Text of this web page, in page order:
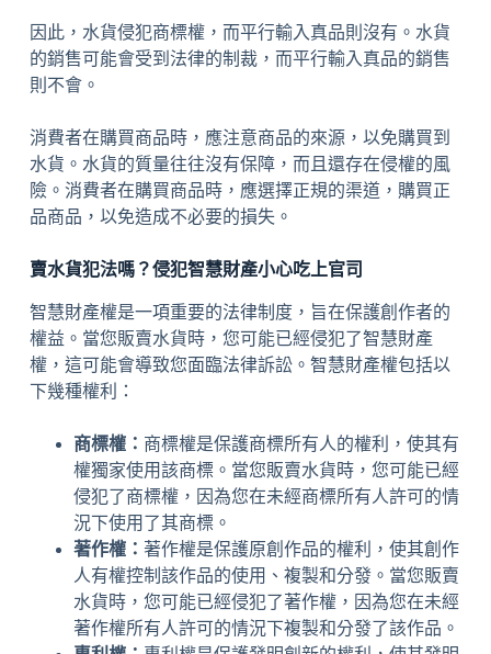
因此，水貨侵犯商標權，而平行輸入真品則沒有。水貨
的銷售可能會受到法律的制裁，而平行輸入真品的銷售
則不會。
消費者在購買商品時，應注意商品的來源，以免購買到
水貨。水貨的質量往往沒有保障，而且還存在侵權的風
險。消費者在購買商品時，應選擇正規的渠道，購買正
品商品，以免造成不必要的損失。
賣水貨犯法嗎？侵犯智慧財產小心吃上官司
智慧財產權是一項重要的法律制度，旨在保護創作者的
權益。當您販賣水貨時，您可能已經侵犯了智慧財產
權，這可能會導致您面臨法律訴訟。智慧財產權包括以
下幾種權利：
商標權： 商標權是保護商標所有人的權利，使其有
權獨家使用該商標。當您販賣水貨時，您可能已經
侵犯了商標權，因為您在未經商標所有人許可的情
況下使用了其商標。
著作權： 著作權是保護原創作品的權利，使其創作
人有權控制該作品的使用、複製和分發。當您販賣
水貨時，您可能已經侵犯了著作權，因為您在未經
著作權所有人許可的情況下複製和分發了該作品。